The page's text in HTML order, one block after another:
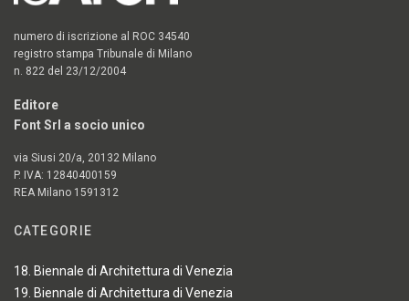
numero di iscrizione al ROC 34540
registro stampa Tribunale di Milano
n. 822 del 23/12/2004
Editore
Font Srl a socio unico
via Siusi 20/a, 20132 Milano
P. IVA: 12840400159
REA Milano 1591312
CATEGORIE
18. Biennale di Architettura di Venezia
19. Biennale di Architettura di Venezia